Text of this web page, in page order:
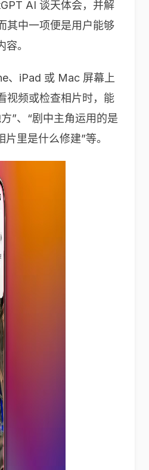
AI 谈天体会，并解
其中一项便是用户能够
。
、iPad 或 Mac 屏幕上
视频或检查相片时，能
”、“剧中主角运用的是
里是什么修建”等。